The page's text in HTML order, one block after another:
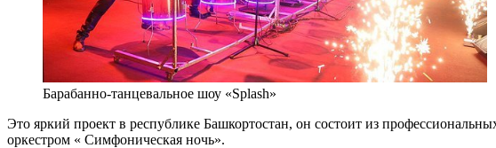
Барабанно-танцевальное шоу «Splash»
Это яркий проект в республике Башкортостан, он состоит из
оркестром « Симфоническая ночь».